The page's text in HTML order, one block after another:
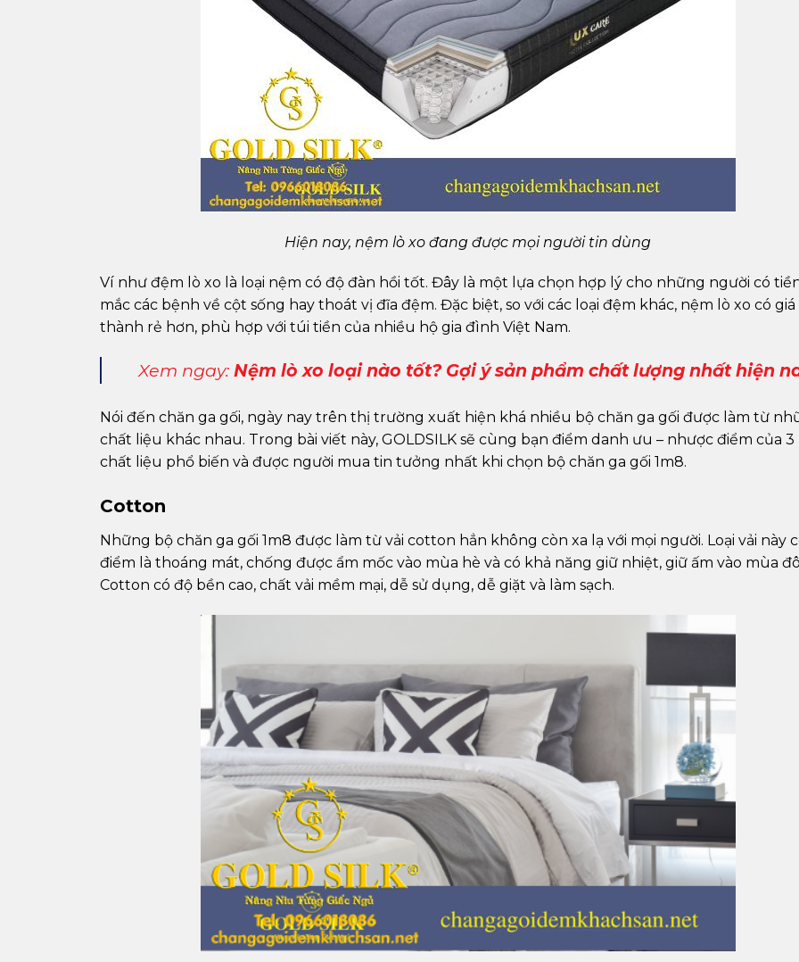
Hiện nay, nệm lò xo đang được mọi người tin dùng
Ví như đệm lò xo là loại nệm có độ đàn hồi tốt. Đây là một lựa chọn hợp lý cho những người có
mắc các bệnh về cột sống hay thoát vị đĩa đệm. Đặc biệt, so với các loại đệm khác, nệm lò xo có giá
thành rẻ hơn, phù hợp với túi tiền của nhiều hộ gia đình Việt Nam.
Xem ngay: Nệm lò xo loại nào tốt? Gợi ý sản phẩm chất lượng nhất hiện
Nói đến chăn ga gối, ngày nay trên thị trường xuất hiện khá nhiều bộ chăn ga gối được làm từ
chất liệu khác nhau. Trong bài viết này, GOLDSILK sẽ cùng bạn điểm danh ưu – nhược điểm của 3
chất liệu phổ biến và được người mua tin tưởng nhất khi chọn bộ chăn ga gối 1m8.
Cotton
Những bộ chăn ga gối 1m8 được làm từ vải cotton hẳn không còn xa lạ với mọi người. Loại vải này
điểm là thoáng mát, chống được ẩm mốc vào mùa hè và có khả năng giữ nhiệt, giữ ấm vào mùa
Cotton có độ bền cao, chất vải mềm mại, dễ sử dụng, dễ giặt và làm sạch.